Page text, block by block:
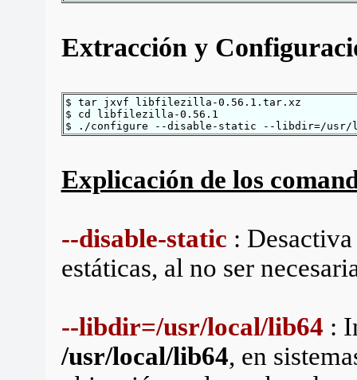
Extracción y
$ tar jxvf libfilezilla-0.56.1.tar.xz
$ cd libfilezilla-0.56.1
$ ./configure --disable-static --libdir=/usr/
Explicación de los
--disable-static :
estáticas, al no ser
--libdir=/usr/local/lib64 :
/usr/local/lib64, en